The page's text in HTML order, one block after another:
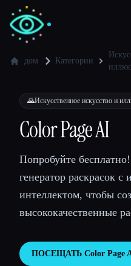
💻Разработчики
🎓Студенты
дом Категории
🌄Искусственное искусство и
Color Page AI
Попробуйте
генератор раскрасок с
интеллектом, чтобы
высококачественные
ПОСЕЩАТЬ Color Page